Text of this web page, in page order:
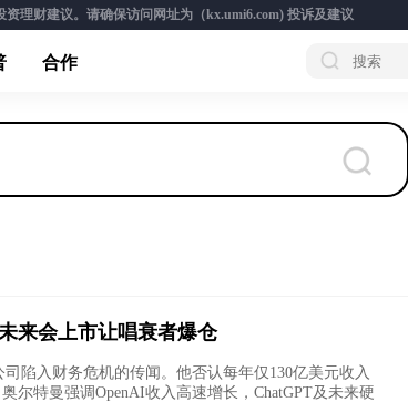
理财建议。请确保访问网址为（kx.umi6.com) 投诉及建议
合作
来会上市让唱衰者爆仓
陷入财务危机的传闻。他否认每年仅130亿美元收入
尔特曼强调OpenAI收入高速增长，ChatGPT及未来硬